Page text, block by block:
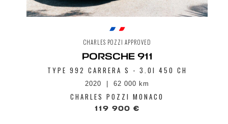
CHARLES POZZI APPROVED
PORSCHE 911
TYPE 992 CARRERA S - 3.0I 450 CH
2020 62 000 km
CHARLES POZZI MONACO
119 900 €